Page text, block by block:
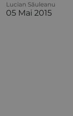
Lucian Săuleanu
05 Mai 2015